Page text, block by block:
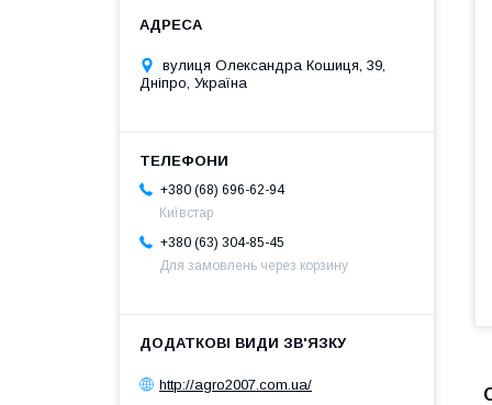
вулиця Олександра Кошиця, 39,
Дніпро, Україна
+380 (68) 696-62-94
Київстар
+380 (63) 304-85-45
Для замовлень через корзину
http://agro2007.com.ua/